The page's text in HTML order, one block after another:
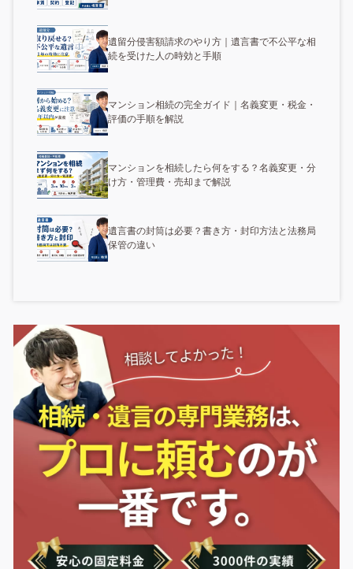
遺留分侵害額請求のやり方｜遺言書で不公平な相
続を受けた人の時効と手順
マンション相続の完全ガイド｜名義変更・税金・
評価の手順を解説
マンションを相続したら何をする？名義変更・分
け方・管理費・売却まで解説
遺言書の封筒は必要？書き方・封印方法と法務局
保管の違い